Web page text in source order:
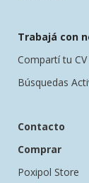
Trabajá con
Compartí tu CV
Búsquedas
Contacto
Comprar
Poxipol Store